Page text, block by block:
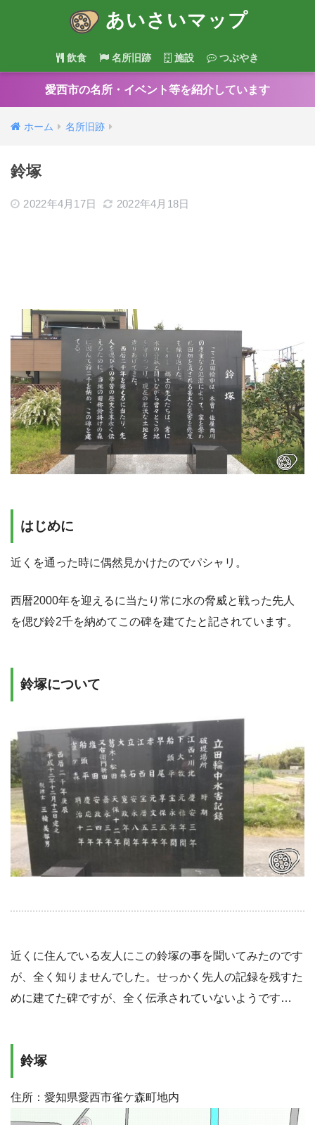
あいさいマップ
飲食 名所旧跡 施設 つぶやき
愛西市の名所・イベント等を紹介しています
ホーム 名所旧跡
鈴塚
2022年4月17日 2022年4月18日
はじめに
近くを通った時に偶然見かけたのでパシャリ。
西暦2000年を迎えるに当たり常に水の脅威と戦った先人
を偲び鈴2千を納めてこの碑を建てたと記されています。
鈴塚について
近くに住んでいる友人にこの鈴塚の事を聞いてみたのです
が、全く知りませんでした。せっかく先人の記録を残すた
めに建てた碑ですが、全く伝承されていないようです…
鈴塚
住所：愛知県愛西市雀ケ森町地内